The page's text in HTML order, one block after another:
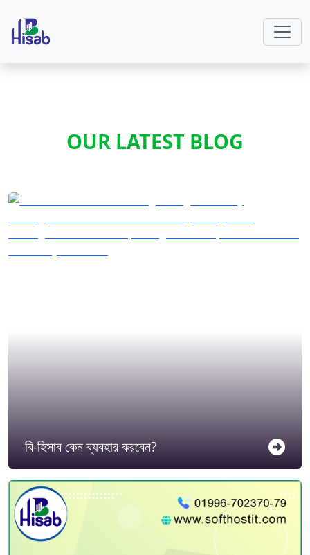
OUR LATEST BLOG
বি-হিসাব কেন ব্যবহার করবেন?
কত পিচ ক্রয় করলেন। সাপ্লাইয়ারকে কত টাকা পেমেন্ট করলেন,
কত টাকা পাবে, তার যাবতীয় পূর্নাঙ্গ হিসাব রাখবে বি-হিসাব